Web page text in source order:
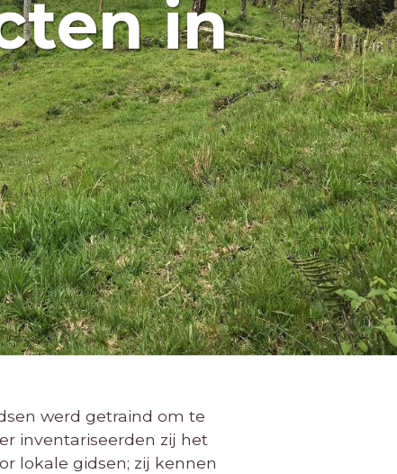
in
werd getraind om te
inventariseerden zij het
lokale gidsen; zij kennen